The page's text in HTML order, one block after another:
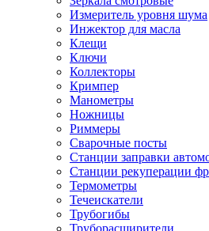
Измеритель уровня шума
Инжектор для масла
Клещи
Ключи
Коллекторы
Кримпер
Манометры
Ножницы
Риммеры
Сварочные посты
Станции заправки
Станции рекуперации
Термометры
Течеискатели
Трубогибы
Труборасширители